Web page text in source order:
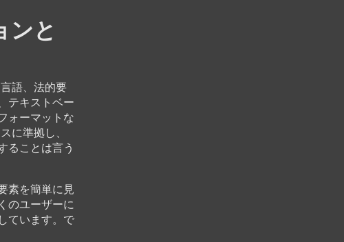
ンと
語、法的要
テキストベー
ォーマットな
に準拠し、
ることは言う
素を簡単に見
のユーザーに
ています。で